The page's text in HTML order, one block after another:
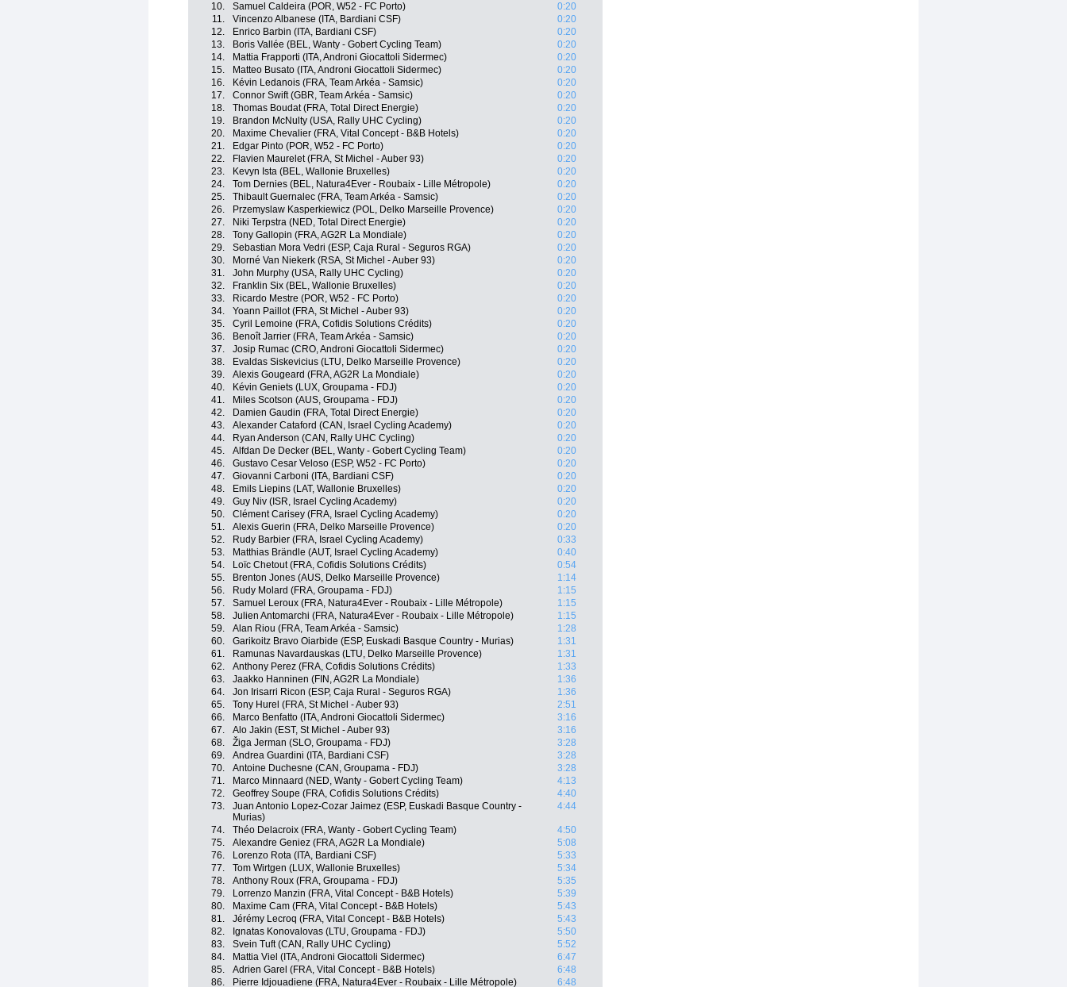
10. Samuel Caldeira (POR, W52 - FC Porto)
0:20
11.
Vincenzo Albanese (ITA, Bardiani CSF)
0:20
12.
Enrico Barbin (ITA, Bardiani CSF)
0:20
13.
Boris Vallée (BEL, Wanty - Gobert Cycling Team)
0:20
14.
Mattia Frapporti (ITA, Androni Giocattoli Sidermec)
0:20
15.
Matteo Busato (ITA, Androni Giocattoli Sidermec)
0:20
16.
Kévin Ledanois (FRA, Team Arkéa - Samsic)
0:20
17.
Connor Swift (GBR, Team Arkéa - Samsic)
0:20
18.
Thomas Boudat (FRA, Total Direct Energie)
0:20
19.
Brandon McNulty (USA, Rally UHC Cycling)
0:20
20.
Maxime Chevalier (FRA, Vital Concept - B&B Hotels)
0:20
21.
Edgar Pinto (POR, W52 - FC Porto)
0:20
22.
Flavien Maurelet (FRA, St Michel - Auber 93)
0:20
23.
Kevyn Ista (BEL, Wallonie Bruxelles)
0:20
24.
Tom Dernies (BEL, Natura4Ever - Roubaix - Lille Métropole)
0:20
25.
Thibault Guernalec (FRA, Team Arkéa - Samsic)
0:20
26.
Przemyslaw Kasperkiewicz (POL, Delko Marseille Provence)
0:20
27.
Niki Terpstra (NED, Total Direct Energie)
0:20
28.
Tony Gallopin (FRA, AG2R La Mondiale)
0:20
29.
Sebastian Mora Vedri (ESP, Caja Rural - Seguros RGA)
0:20
30.
Morné Van Niekerk (RSA, St Michel - Auber 93)
0:20
31.
John Murphy (USA, Rally UHC Cycling)
0:20
32.
Franklin Six (BEL, Wallonie Bruxelles)
0:20
33.
Ricardo Mestre (POR, W52 - FC Porto)
0:20
34.
Yoann Paillot (FRA, St Michel - Auber 93)
0:20
35.
Cyril Lemoine (FRA, Cofidis Solutions Crédits)
0:20
36.
Benoît Jarrier (FRA, Team Arkéa - Samsic)
0:20
37.
Josip Rumac (CRO, Androni Giocattoli Sidermec)
0:20
38.
Evaldas Siskevicius (LTU, Delko Marseille Provence)
0:20
39.
Alexis Gougeard (FRA, AG2R La Mondiale)
0:20
40.
Kévin Geniets (LUX, Groupama - FDJ)
0:20
41.
Miles Scotson (AUS, Groupama - FDJ)
0:20
42.
Damien Gaudin (FRA, Total Direct Energie)
0:20
43.
Alexander Cataford (CAN, Israel Cycling Academy)
0:20
44.
Ryan Anderson (CAN, Rally UHC Cycling)
0:20
45.
Alfdan De Decker (BEL, Wanty - Gobert Cycling Team)
0:20
46.
Gustavo Cesar Veloso (ESP, W52 - FC Porto)
0:20
47.
Giovanni Carboni (ITA, Bardiani CSF)
0:20
48.
Emils Liepins (LAT, Wallonie Bruxelles)
0:20
49.
Guy Niv (ISR, Israel Cycling Academy)
0:20
50.
Clément Carisey (FRA, Israel Cycling Academy)
0:20
51.
Alexis Guerin (FRA, Delko Marseille Provence)
0:20
52.
Rudy Barbier (FRA, Israel Cycling Academy)
0:33
53.
Matthias Brändle (AUT, Israel Cycling Academy)
0:40
54.
Loïc Chetout (FRA, Cofidis Solutions Crédits)
0:54
55.
Brenton Jones (AUS, Delko Marseille Provence)
1:14
56.
Rudy Molard (FRA, Groupama - FDJ)
1:15
57.
Samuel Leroux (FRA, Natura4Ever - Roubaix - Lille Métropole)
1:15
58.
Julien Antomarchi (FRA, Natura4Ever - Roubaix - Lille Métropole)
1:15
59.
Alan Riou (FRA, Team Arkéa - Samsic)
1:28
60.
Garikoitz Bravo Oiarbide (ESP, Euskadi Basque Country - Murias)
1:31
61.
Ramunas Navardauskas (LTU, Delko Marseille Provence)
1:31
62.
Anthony Perez (FRA, Cofidis Solutions Crédits)
1:33
63.
Jaakko Hanninen (FIN, AG2R La Mondiale)
1:36
64.
Jon Irisarri Ricon (ESP, Caja Rural - Seguros RGA)
1:36
65.
Tony Hurel (FRA, St Michel - Auber 93)
2:51
66.
Marco Benfatto (ITA, Androni Giocattoli Sidermec)
3:16
67.
Alo Jakin (EST, St Michel - Auber 93)
3:16
68.
Žiga Jerman (SLO, Groupama - FDJ)
3:28
69.
Andrea Guardini (ITA, Bardiani CSF)
3:28
70.
Antoine Duchesne (CAN, Groupama - FDJ)
3:28
71.
Marco Minnaard (NED, Wanty - Gobert Cycling Team)
4:13
72.
Geoffrey Soupe (FRA, Cofidis Solutions Crédits)
4:40
73.
Juan Antonio Lopez-Cozar Jaimez (ESP, Euskadi Basque Country -
Murias)
4:44
74. Théo Delacroix (FRA, Wanty - Gobert Cycling Team)
4:50
75.
Alexandre Geniez (FRA, AG2R La Mondiale)
5:08
76.
Lorenzo Rota (ITA, Bardiani CSF)
5:33
77.
Tom Wirtgen (LUX, Wallonie Bruxelles)
5:34
78.
Anthony Roux (FRA, Groupama - FDJ)
5:35
79.
Lorrenzo Manzin (FRA, Vital Concept - B&B Hotels)
5:39
80.
Maxime Cam (FRA, Vital Concept - B&B Hotels)
5:43
81.
Jérémy Lecroq (FRA, Vital Concept - B&B Hotels)
5:43
82.
Ignatas Konovalovas (LTU, Groupama - FDJ)
5:50
83.
Svein Tuft (CAN, Rally UHC Cycling)
5:52
84.
Mattia Viel (ITA, Androni Giocattoli Sidermec)
6:47
85.
Adrien Garel (FRA, Vital Concept - B&B Hotels)
6:48
86.
Pierre Idjouadiene (FRA, Natura4Ever - Roubaix - Lille Métropole) 6:48